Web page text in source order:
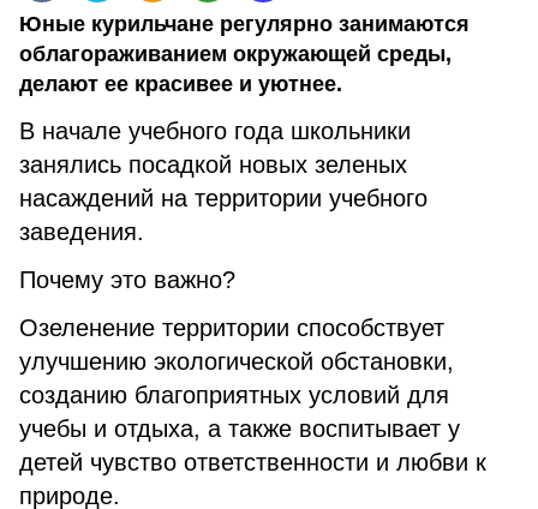
Юные курильчане регулярно занимаются
облагораживанием окружающей среды,
делают ее красивее и уютнее.
В начале учебного года школьники
занялись посадкой новых зеленых
насаждений на территории учебного
заведения.
Почему это важно?
Озеленение территории способствует
улучшению экологической обстановки,
созданию благоприятных условий для
учебы и отдыха, а также воспитывает у
детей чувство ответственности и любви к
природе.